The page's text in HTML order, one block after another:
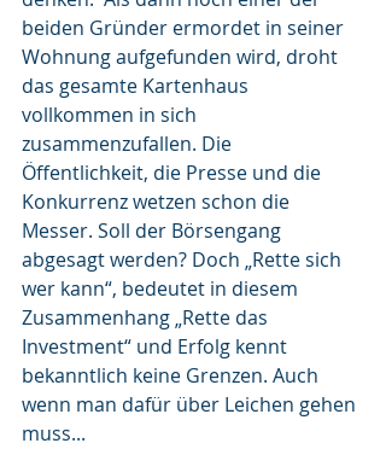
beiden Gründer ermordet in seiner
Wohnung aufgefunden wird, droht
das gesamte Kartenhaus
vollkommen in sich
zusammenzufallen. Die
Öffentlichkeit, die Presse und die
Konkurrenz wetzen schon die
Messer. Soll der Börsengang
abgesagt werden? Doch „Rette sich
wer kann“, bedeutet in diesem
Zusammenhang „Rette das
Investment“ und Erfolg kennt
bekanntlich keine Grenzen. Auch
wenn man dafür über Leichen gehen
muss...